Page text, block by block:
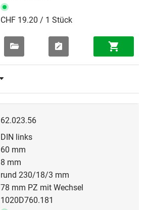
CHF 19.20 / 1 Stück
62.023.56
DIN links
60 mm
8 mm
rund 230/18/3 mm
78 mm PZ mit Wechsel
1020D760.181